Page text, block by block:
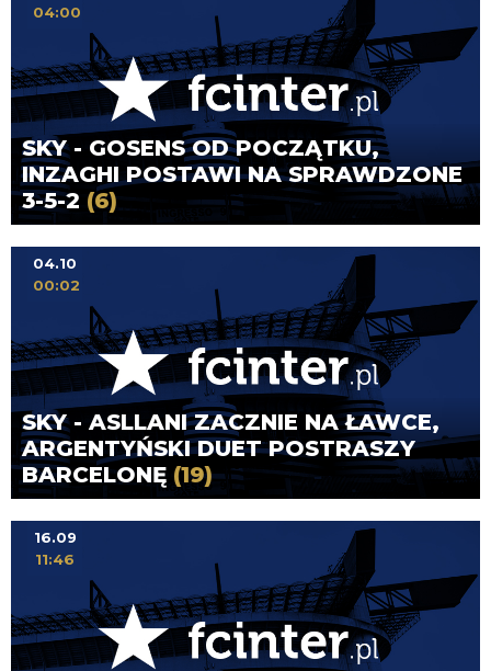
SKY - GOSENS OD POCZĄTKU,
INZAGHI POSTAWI NA SPRAWDZONE
3-5-2 (6)
04:00
SKY - ASLLANI ZACZNIE NA ŁAWCE,
ARGENTYŃSKI DUET POSTRASZY
BARCELONĘ (19)
04.10
00:02
16.09
11:46